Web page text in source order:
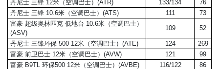
丹尼士 三锋 12米（空调巴士）(ATR)
133/134
76
丹尼士 三锋 10.6米（空调巴士）(ATS)
111
73
富豪 超级奥林匹克 低地台 10.6米（空调巴士）
(ASV)
109 52
丹尼士 三锋环保 500 12米（空调巴士）(ATE) 124
269
富豪 前卫巴士 12米（空调巴士）(AVW)
121
99
富豪 B9TL 环保500 12米（空调巴士）(AVBE)
116/122
86